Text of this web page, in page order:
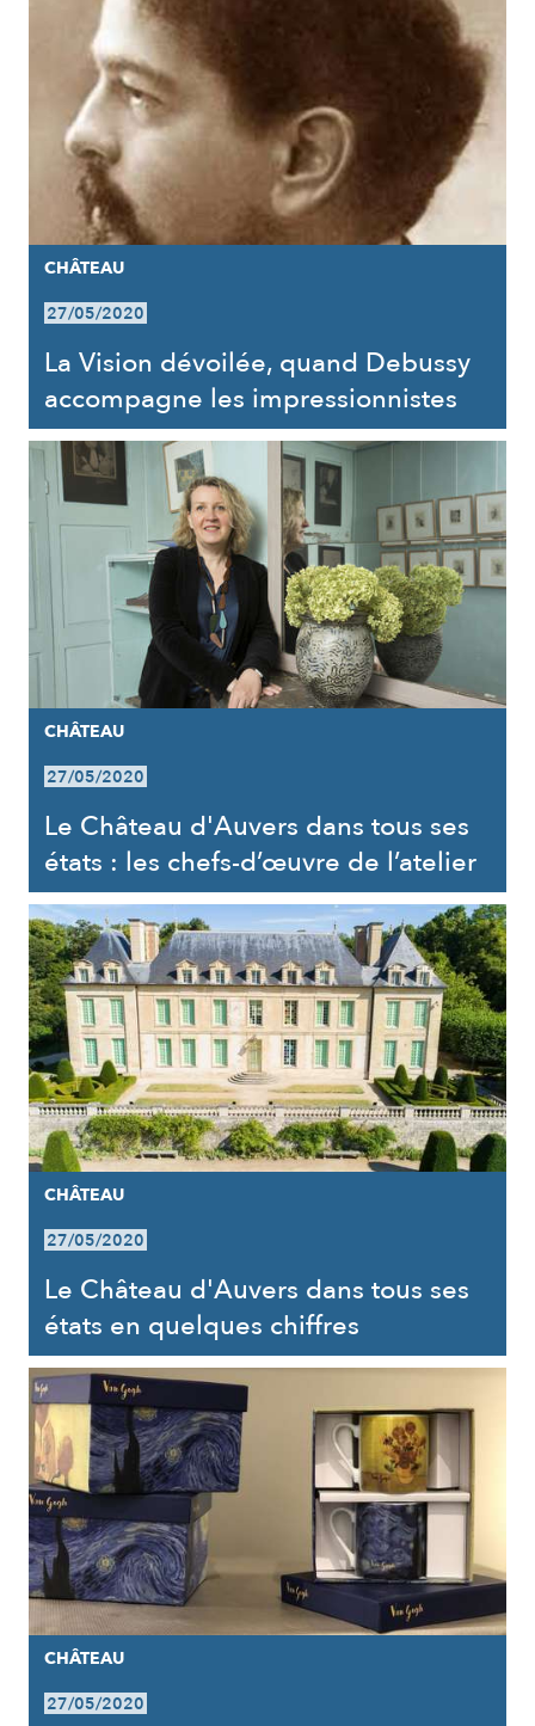
CHÂTEAU
27/05/2020
La Vision dévoilée, quand Debussy
accompagne les impressionnistes
CHÂTEAU
27/05/2020
Le Château d'Auvers dans tous ses
états : les chefs-d’œuvre de l’atelier
CHÂTEAU
27/05/2020
Le Château d'Auvers dans tous ses
états en quelques chiffres
CHÂTEAU
27/05/2020